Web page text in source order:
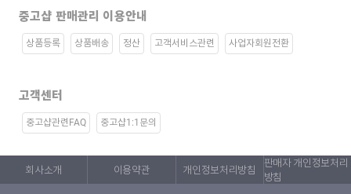
중고샵 판매관리 이용안내
상품등록 상품배송 정산 고객서비스관련 사업자회원전환
고객센터
중고샵관련FAQ 중고샵1:1문의
회사소개 이용약관 개인정보처리방침
판매자 개인정보처리
방침